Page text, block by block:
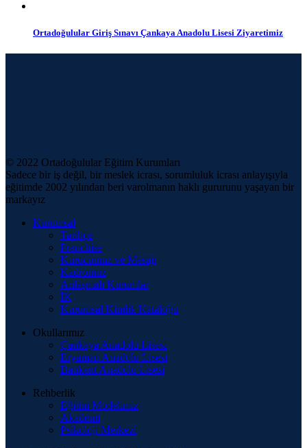
Ortadoğulular Giriş Sınavı Çankaya Anadolu Lisesi Ziyaretimiz
© 2022 Ortadoğulular Eğitim Kurumları
Sadece bir iş değil, bir meslek icrası, sorumluluk icrası anlayışıyla
eğitimde 2002 yılından beri varolmanın haklı gururunu yaşayan bir
markayız
Kurumsal
Tarihçe
Franchise
Kurucumuz ve Mesajı
Kadromuz
Anlaşmalı Kurumlar
İK
Kurumsal Kimlik Kataloğu
Okullarımız
Çankaya Anadolu Lisesi
Eryaman Anadolu Lisesi
Batıkent Anadolu Lisesi
Rehberlik
Eğitim Modelimiz
Akademi
Psikoloji Merkezi